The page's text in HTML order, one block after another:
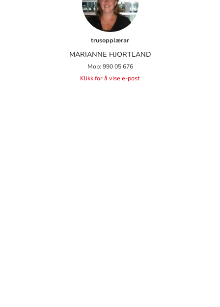
trusopplærar
MARIANNE HJORTLAND
Mob: 990 05 676
Klikk for å vise e-post